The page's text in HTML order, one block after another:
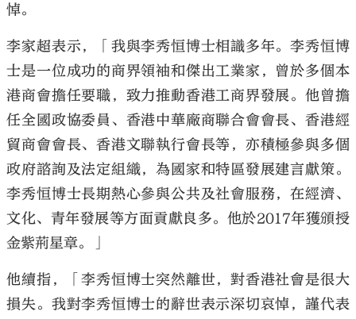
悼。
李家超表示，「我與李秀恒博士相識多年。李秀恒博
士是一位成功的商界領袖和傑出工業家，曾於多個本
港商會擔任要職，致力推動香港工商界發展。他曾擔
任全國政協委員、香港中華廠商聯合會會長、香港經
貿商會會長、香港文聯執行會長等，亦積極參與多個
政府諮詢及法定組織，為國家和特區發展建言獻策。
李秀恒博士長期熱心參與公共及社會服務，在經濟、
文化、青年發展等方面貢獻良多。他於2017年獲頒授
金紫荊星章。」
他續指，「李秀恒博士突然離世，對香港社會是很大
損失。我對李秀恒博士的辭世表示深切哀悼，謹代表